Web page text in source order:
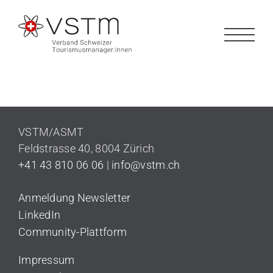
Inhalt
springen
VSTM/ASMT
Feldstrasse 40, 8004 Zürich
+41 43 810 06 06 | info@vstm.ch
Anmeldung Newsletter
LinkedIn
Community-Plattform
Impressum